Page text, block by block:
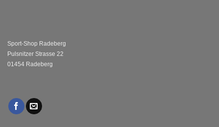
Sport-Shop Radeberg
Pulsnitzer Strasse 22
01454 Radeberg